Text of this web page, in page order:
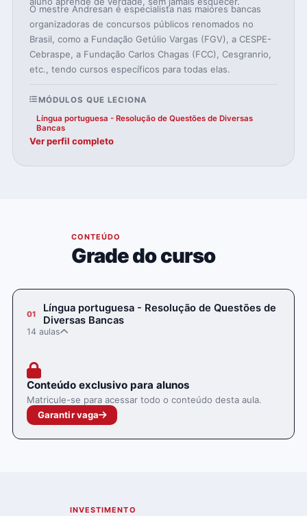
O mestre Andresan é especialista nas maiores bancas
organizadoras de concursos públicos renomados no
Brasil, como a Fundação Getúlio Vargas (FGV), a CESPE-
Cebraspe, a Fundação Carlos Chagas (FCC), Cesgranrio,
etc., tendo cursos específicos para todas elas.
MÓDULOS QUE LECIONA
Língua portuguesa - Resolução de Questões de Diversas
Bancas
Ver perfil completo
CONTEÚDO
Grade do curso
01
Língua portuguesa - Resolução de Questões de
Diversas Bancas
14 aulas
Conteúdo exclusivo para alunos
Matricule-se para acessar todo o conteúdo desta aula.
Garantir vaga
INVESTIMENTO